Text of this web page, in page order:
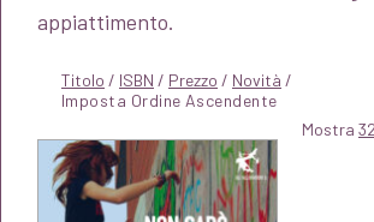
appiattimento.
Titolo / ISBN / Prezzo / Novità /
Mostra 32